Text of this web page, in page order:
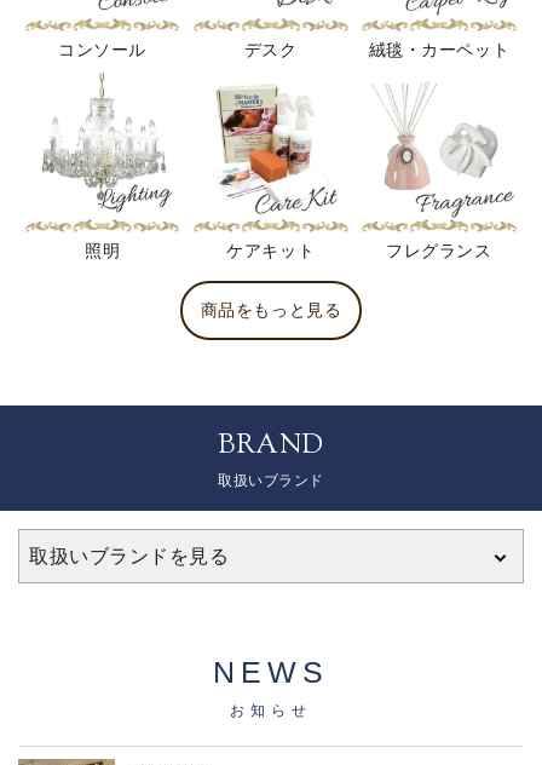
コンソール デスク 絨毯・カーペット
照明 ケアキット フレグランス
商品をもっと見る
BRAND
取扱いブランド
取扱いブランドを見る
NEWS
お知らせ